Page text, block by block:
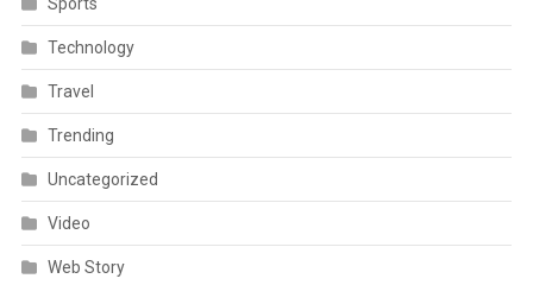
Sports
Technology
Travel
Trending
Uncategorized
Video
Web Story